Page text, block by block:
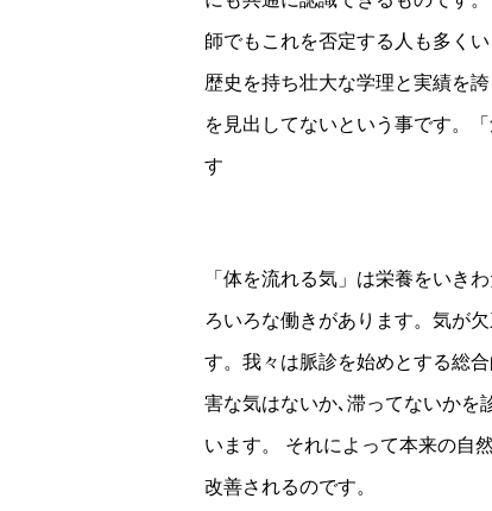
師でもこれを否定する人も多く
歴史を持ち壮大な学理と実績を
を見出してないという事です。
す
「体を流れる気」は栄養をいき
ろいろな働きがあります。気が
す。我々は脈診を始めとする総
害な気はないか､滞ってないかを
います。 それによって本来の自
改善されるのです。